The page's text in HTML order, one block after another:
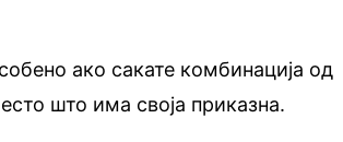
ако сакате комбинација од
што има своја приказна.